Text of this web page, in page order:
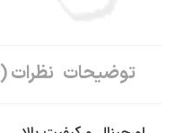
توضیحات نظرات (0)